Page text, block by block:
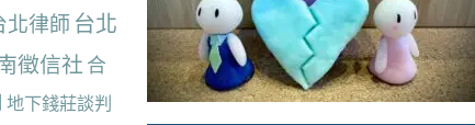
北律師 台北
徵信社 合
地下錢莊談判